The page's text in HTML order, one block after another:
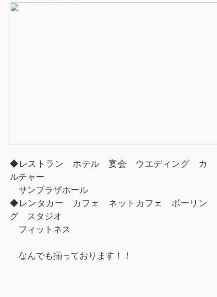
◆レストラン ホテル 宴会 ウエディング カ
ルチャー
サンプラザホール
◆レンタカー カフェ ネットカフェ ボーリン
グ スタジオ
フィットネス
なんでも揃っております！！